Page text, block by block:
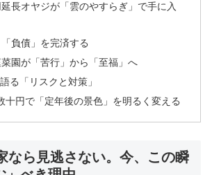
長オヤジが「雲のやすらぎ」で手に入
負債」を完済する
園が「苦行」から「至福」へ
る「リスクと対策」
十円で「定年後の景色」を明るく変える
なら見逃さない。今、この瞬